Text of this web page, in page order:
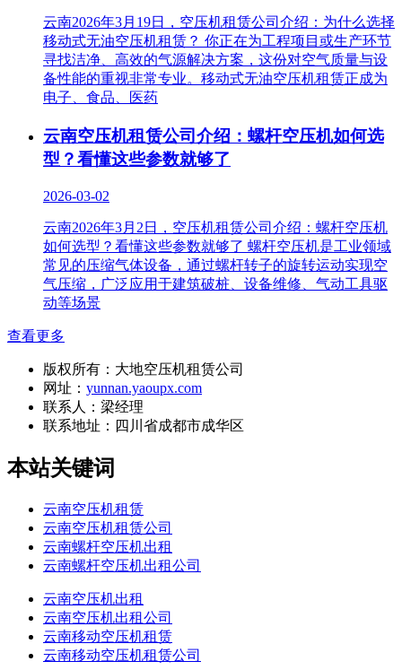
云南2026年3月19日，空压机租赁公司介绍：‌为什么选择
移动式无油空压机租赁？ 你正在为工程项目或生产环节
寻找洁净、高效的气源解决方案，这份对空气质量与设
备性能的重视非常专业。‌移动式无油空压机租赁‌正成为
电子、食品、医药
云南空压机租赁公司介绍：螺杆空压机如何选
型？看懂这些参数就够了
2026-03-02
云南2026年3月2日，空压机租赁公司介绍：螺杆空压机
如何选型？看懂这些参数就够了 螺杆空压机是工业领域
常见的压缩气体设备，通过螺杆转子的旋转运动实现空
气压缩，广泛应用于建筑破桩、设备维修、气动工具驱
动等场景
查看更多
版权所有：大地空压机租赁公司
网址： yunnan.yaoupx.com
联系人：梁经理
联系地址： 四川省成都市成华区
本站关键词
云南空压机租赁
云南空压机租赁公司
云南螺杆空压机出租
云南螺杆空压机出租公司
云南空压机出租
云南空压机出租公司
云南移动空压机租赁
云南移动空压机租赁公司